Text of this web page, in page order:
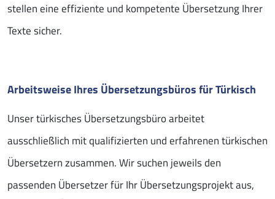
stellen eine effiziente und kompetente Übersetzung Ihrer
Texte sicher.
Arbeitsweise Ihres Übersetzungsbüros für Türkisch
Unser türkisches Übersetzungsbüro arbeitet
ausschließlich mit qualifizierten und erfahrenen türkischen
Übersetzern zusammen. Wir suchen jeweils den
passenden Übersetzer für Ihr Übersetzungsprojekt aus,